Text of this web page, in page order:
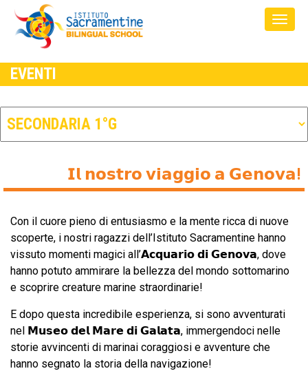
EVENTI
𝗜𝗹 𝗻𝗼𝘀𝘁𝗿𝗼 𝘃𝗶𝗮𝗴𝗴𝗶𝗼 𝗮 𝗚𝗲𝗻𝗼𝘃𝗮!
Con il cuore pieno di entusiasmo e la mente ricca di nuove
scoperte, i nostri ragazzi dell’Istituto Sacramentine hanno
vissuto momenti magici all’𝗔𝗰𝗾𝘂𝗮𝗿𝗶𝗼 𝗱𝗶 𝗚𝗲𝗻𝗼𝘃𝗮, dove
hanno potuto ammirare la bellezza del mondo sottomarino
e scoprire creature marine straordinarie!
E dopo questa incredibile esperienza, si sono avventurati
nel 𝗠𝘂𝘀𝗲𝗼 𝗱𝗲𝗹 𝗠𝗮𝗿𝗲 𝗱𝗶 𝗚𝗮𝗹𝗮𝘁𝗮, immergendoci nelle
storie avvincenti di marinai coraggiosi e avventure che
hanno segnato la storia della navigazione!